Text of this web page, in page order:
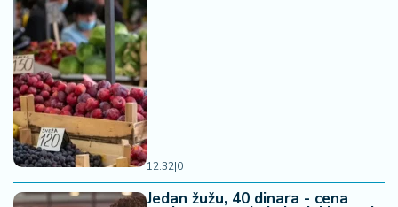
12:32|0
Jedan žužu, 40 dinara - cena